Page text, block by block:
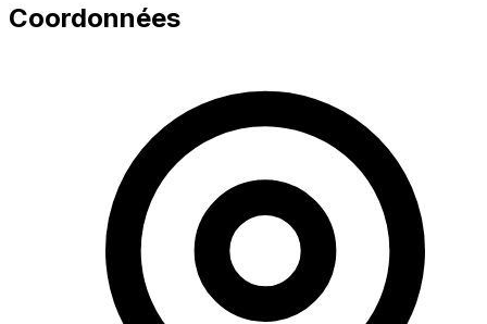
Coordonnées